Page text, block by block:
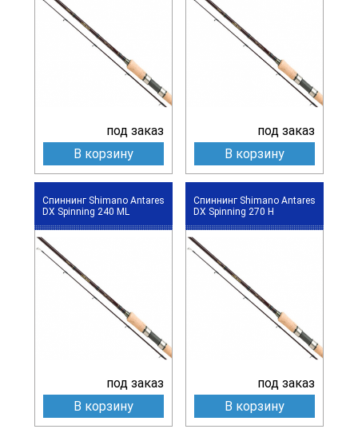
под заказ
В корзину
под заказ
В корзину
Спиннинг Shimano Antares
DX Spinning 240 ML
под заказ
В корзину
Спиннинг Shimano Antares
DX Spinning 270 H
под заказ
В корзину